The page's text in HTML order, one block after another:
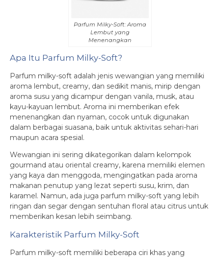
Parfum Milky-Soft: Aroma
Lembut yang
Menenangkan
Apa Itu Parfum Milky-Soft?
Parfum milky-soft adalah jenis wewangian yang memiliki
aroma lembut, creamy, dan sedikit manis, mirip dengan
aroma susu yang dicampur dengan vanila, musk, atau
kayu-kayuan lembut. Aroma ini memberikan efek
menenangkan dan nyaman, cocok untuk digunakan
dalam berbagai suasana, baik untuk aktivitas sehari-hari
maupun acara spesial.
Wewangian ini sering dikategorikan dalam kelompok
gourmand atau oriental creamy, karena memiliki elemen
yang kaya dan menggoda, mengingatkan pada aroma
makanan penutup yang lezat seperti susu, krim, dan
karamel. Namun, ada juga parfum milky-soft yang lebih
ringan dan segar dengan sentuhan floral atau citrus untuk
memberikan kesan lebih seimbang.
Karakteristik Parfum Milky-Soft
Parfum milky-soft memiliki beberapa ciri khas yang